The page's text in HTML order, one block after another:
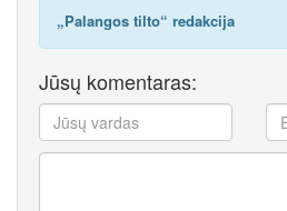
„Palangos tilto“ redakcija
Jūsų komentaras: